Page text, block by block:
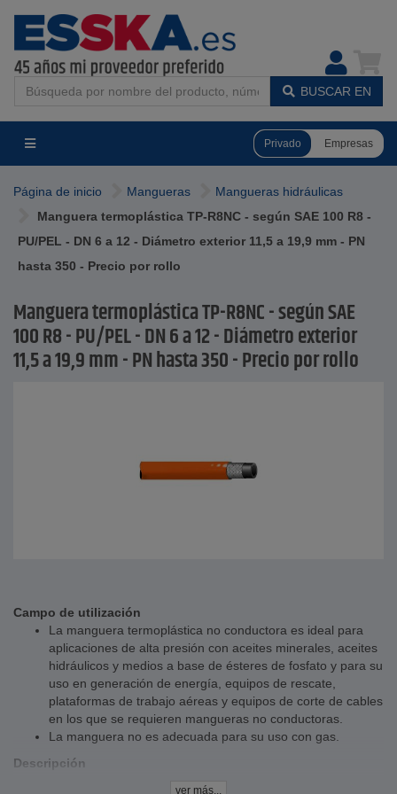
BUSCAR EN
Privado Empresas
Página de inicio Mangueras
Mangueras hidráulicas
Manguera termoplástica TP-R8NC - según SAE 100 R8 -
PU/PEL - DN 6 a 12 - Diámetro exterior 11,5 a 19,9 mm - PN
hasta 350 - Precio por rollo
Manguera termoplástica TP-R8NC - según SAE
100 R8 - PU/PEL - DN 6 a 12 - Diámetro exterior
11,5 a 19,9 mm - PN hasta 350 - Precio por rollo
Campo de utilización
La manguera termoplástica no conductora es ideal para
aplicaciones de alta presión con aceites minerales, aceites
hidráulicos y medios a base de ésteres de fosfato y para su
uso en generación de energía, equipos de rescate,
plataformas de trabajo aéreas y equipos de corte de cables
en los que se requieren mangueras no conductoras.
La manguera no es adecuada para su uso con gas.
Descripción
ver más...